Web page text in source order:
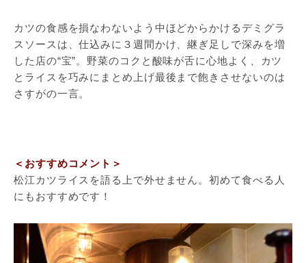
カツの食感を損なわないよう中ほどからかけるデミグラ
スソースは、仕込みに３週間かけ、継ぎ足しで深みを増
した店の“宝”。野菜のコクと酸味が舌に心地よく、カツ
とライスを巧みにまとめ上げ最後まで飽きさせないのは
さすがの一言。
＜おすすめコメント＞
松江カツライスを語る上で外せません。初めて食べる人
にもおすすめです！